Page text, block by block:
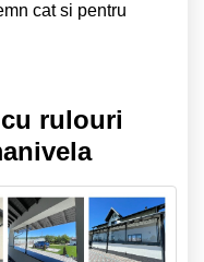
cat si pentru
rulouri